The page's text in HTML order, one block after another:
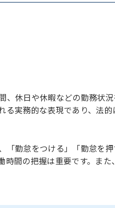
、休日や休暇などの勤務状
実務的な表現であり、法
勤怠をつける」「勤怠を
間の把握は重要です。ま